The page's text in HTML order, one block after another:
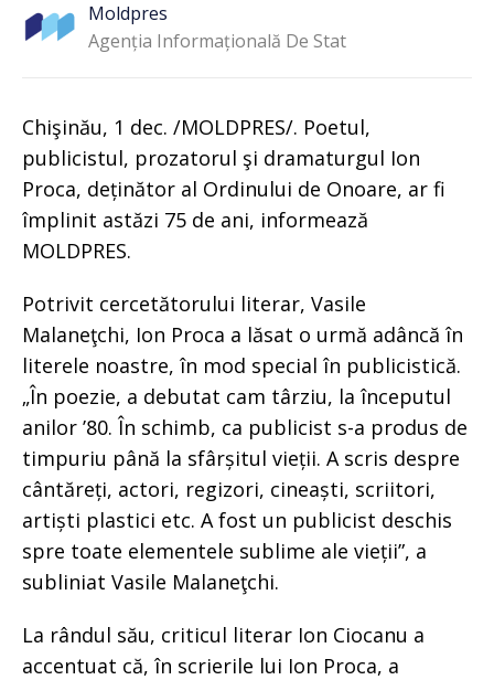
Moldpres
Agenția Informațională De Stat
Chişinău, 1 dec. /MOLDPRES/. Poetul,
publicistul, prozatorul şi dramaturgul Ion
Proca, deținător al Ordinului de Onoare, ar fi
împlinit astăzi 75 de ani, informează
MOLDPRES.
Potrivit cercetătorului literar, Vasile
Malaneţchi, Ion Proca a lăsat o urmă adâncă în
literele noastre, în mod special în publicistică.
„În poezie, a debutat cam târziu, la începutul
anilor ’80. În schimb, ca publicist s-a produs de
timpuriu până la sfârșitul vieții. A scris despre
cântăreți, actori, regizori, cineaști, scriitori,
artiști plastici etc. A fost un publicist deschis
spre toate elementele sublime ale vieții”, a
subliniat Vasile Malaneţchi.
La rândul său, criticul literar Ion Ciocanu a
accentuat că, în scrierile lui Ion Proca, a